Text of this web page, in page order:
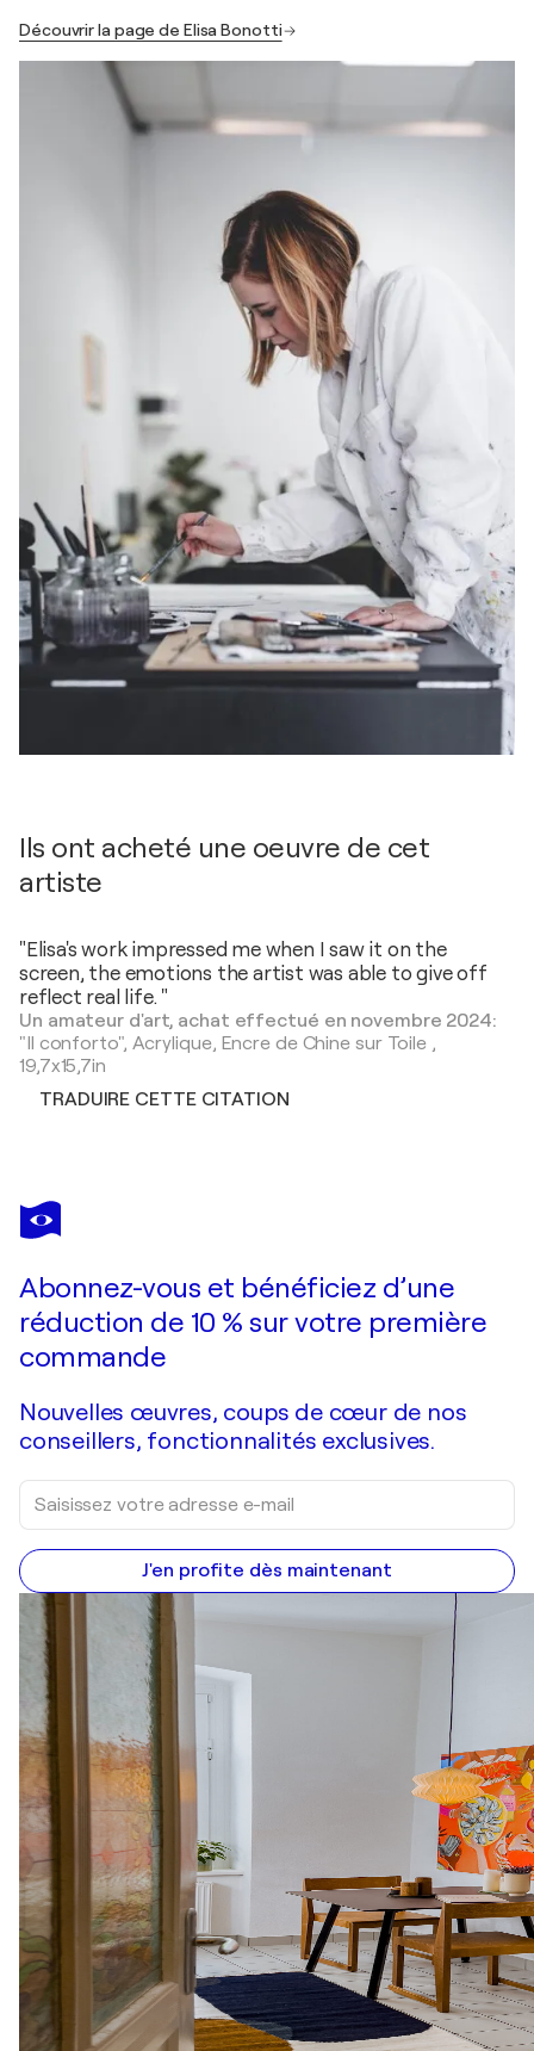
Découvrir la page de Elisa Bonotti
Ils ont acheté une oeuvre de cet
artiste
"Elisa's work impressed me when I saw it on the
screen, the emotions the artist was able to give off
reflect real life. "
Un amateur d'art, achat effectué en novembre 2024:
"Il conforto", Acrylique, Encre de Chine sur Toile ,
19,7x15,7in
TRADUIRE CETTE CITATION
Abonnez-vous et bénéficiez d’une
réduction de 10 % sur votre première
commande
Nouvelles œuvres, coups de cœur de nos
conseillers, fonctionnalités exclusives.
J'en profite dès maintenant